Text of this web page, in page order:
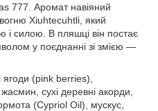
777. Аромат навіяний
Xiuhtecuhtli, який
і силою. В пляшці він постає
у поєднанні зі змією —
(pink berries),
сухі деревні акорди,
(Cypriol Oil), мускус,